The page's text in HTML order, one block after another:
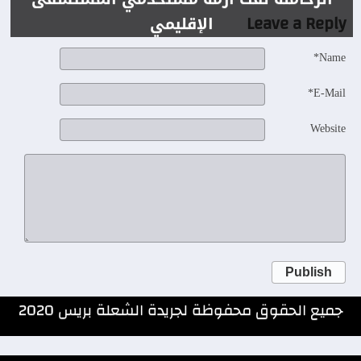
الإقليمي
Leave a Reply
Name*
E-Mail*
Website
Publish
جميع الحقوق محفوظة لجريدة الشعلة بريس 2020